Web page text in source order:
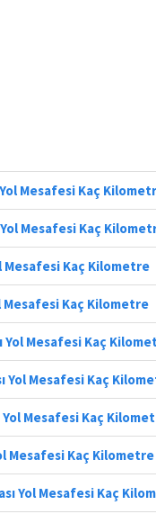
Mesafesi Kaç
Mesafesi Kaç
Mesafesi Kaç Kilometre
Mesafesi Kaç Kilometre
Yol Mesafesi Kaç
Yol Mesafesi Kaç
Yol Mesafesi Kaç
Mesafesi Kaç Kilometre
Yol Mesafesi Kaç